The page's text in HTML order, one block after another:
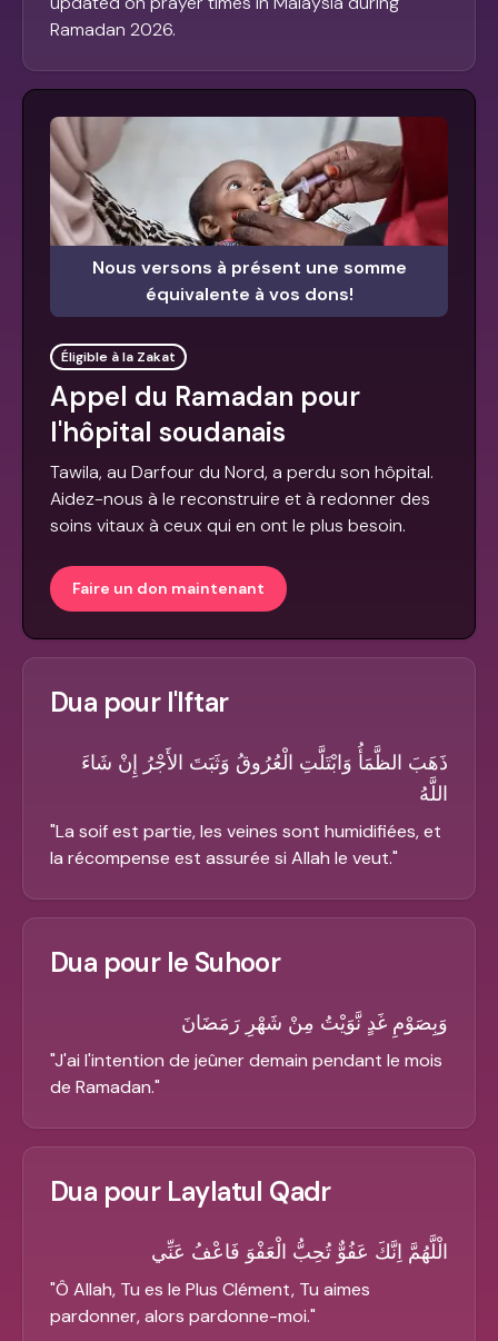
Ramadan 2026.
Nous versons à présent une somme
équivalente à vos dons!
Éligible à la Zakat
Appel du Ramadan pour
l'hôpital soudanais
Tawila, au Darfour du Nord, a perdu son hôpital.
Aidez-nous à le reconstruire et à redonner des
soins vitaux à ceux qui en ont le plus besoin.
Faire un don maintenant
Dua pour l'Iftar
ذَهَبَ الظَّمَأُ وَابْتَلَّتِ الْعُرُوقُ وَثَبَتَ الأَجْرُ إِنْ شَاءَ
اللَّهُ
"La soif est partie, les veines sont humidifiées, et
la récompense est assurée si Allah le veut."
Dua pour le Suhoor
وَبِصَوْمِ غَدٍ نَّوَيْتُ مِنْ شَهْرِ رَمَضَانَ
"J'ai l'intention de jeûner demain pendant le mois
de Ramadan."
Dua pour Laylatul Qadr
الْلَّهُمَّ اِنَّكَ عَفُوٌّ تُحِبُّ الْعَفْوَ فَاعْفُ عَنِّي
"Ô Allah, Tu es le Plus Clément, Tu aimes
pardonner, alors pardonne-moi."